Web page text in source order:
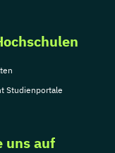
Studienportale
uns auf